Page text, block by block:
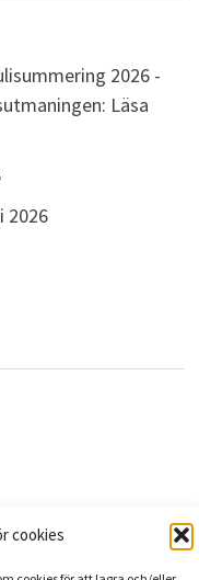
cookies
2026 -
Läsa
2026